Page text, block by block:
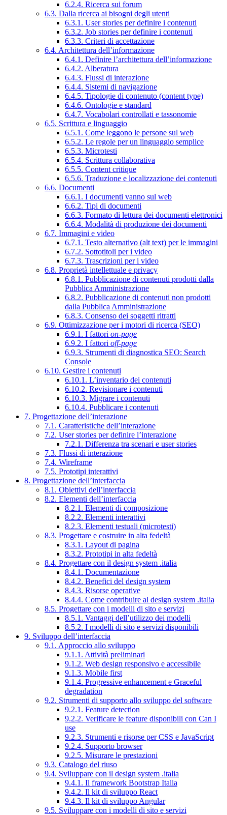
6.2.4. Ricerca sui forum
6.3. Dalla ricerca ai bisogni degli utenti
6.3.1. User stories per definire i contenuti
6.3.2. Job stories per definire i contenuti
6.3.3. Criteri di accettazione
6.4. Architettura dell’informazione
6.4.1. Definire l’architettura dell’informazione
6.4.2. Alberatura
6.4.3. Flussi di interazione
6.4.4. Sistemi di navigazione
6.4.5. Tipologie di contenuto (content type)
6.4.6. Ontologie e standard
6.4.7. Vocabolari controllati e tassonomie
6.5. Scrittura e linguaggio
6.5.1. Come leggono le persone sul web
6.5.2. Le regole per un linguaggio semplice
6.5.3. Microtesti
6.5.4. Scrittura collaborativa
6.5.5. Content critique
6.5.6. Traduzione e localizzazione dei contenuti
6.6. Documenti
6.6.1. I documenti vanno sul web
6.6.2. Tipi di documenti
6.6.3. Formato di lettura dei documenti elettronici
6.6.4. Modalità di produzione dei documenti
6.7. Immagini e video
6.7.1. Testo alternativo (alt text) per le immagini
6.7.2. Sottotitoli per i video
6.7.3. Trascrizioni per i video
6.8. Proprietà intellettuale e privacy
6.8.1. Pubblicazione di contenuti prodotti dalla
Pubblica Amministrazione
6.8.2. Pubblicazione di contenuti non prodotti
dalla Pubblica Amministrazione
6.8.3. Consenso dei soggetti ritratti
6.9. Ottimizzazione per i motori di ricerca (SEO)
6.9.1. I fattori on-page
6.9.2. I fattori off-page
6.9.3. Strumenti di diagnostica SEO: Search
Console
6.10. Gestire i contenuti
6.10.1. L’inventario dei contenuti
6.10.2. Revisionare i contenuti
6.10.3. Migrare i contenuti
6.10.4. Pubblicare i contenuti
7. Progettazione dell’interazione
7.1. Caratteristiche dell’interazione
7.2. User stories per definire l’interazione
7.2.1. Differenza tra scenari e user stories
7.3. Flussi di interazione
7.4. Wireframe
7.5. Prototipi interattivi
8. Progettazione dell’interfaccia
8.1. Obiettivi dell’interfaccia
8.2. Elementi dell’interfaccia
8.2.1. Elementi di composizione
8.2.2. Elementi interattivi
8.2.3. Elementi testuali (microtesti)
8.3. Progettare e costruire in alta fedeltà
8.3.1. Layout di pagina
8.3.2. Prototipi in alta fedeltà
8.4. Progettare con il design system .italia
8.4.1. Documentazione
8.4.2. Benefici del design system
8.4.3. Risorse operative
8.4.4. Come contribuire al design system .italia
8.5. Progettare con i modelli di sito e servizi
8.5.1. Vantaggi dell’utilizzo dei modelli
8.5.2. I modelli di sito e servizi disponibili
9. Sviluppo dell’interfaccia
9.1. Approccio allo sviluppo
9.1.1. Attività preliminari
9.1.2. Web design responsivo e accessibile
9.1.3. Mobile first
9.1.4. Progressive enhancement e Graceful
degradation
9.2. Strumenti di supporto allo sviluppo del software
9.2.1. Feature detection
9.2.2. Verificare le feature disponibili con Can I
use
9.2.3. Strumenti e risorse per CSS e JavaScript
9.2.4. Supporto browser
9.2.5. Misurare le prestazioni
9.3. Catalogo del riuso
9.4. Sviluppare con il design system .italia
9.4.1. Il framework Bootstrap Italia
9.4.2. Il kit di sviluppo React
9.4.3. Il kit di sviluppo Angular
9.5. Sviluppare con i modelli di sito e servizi